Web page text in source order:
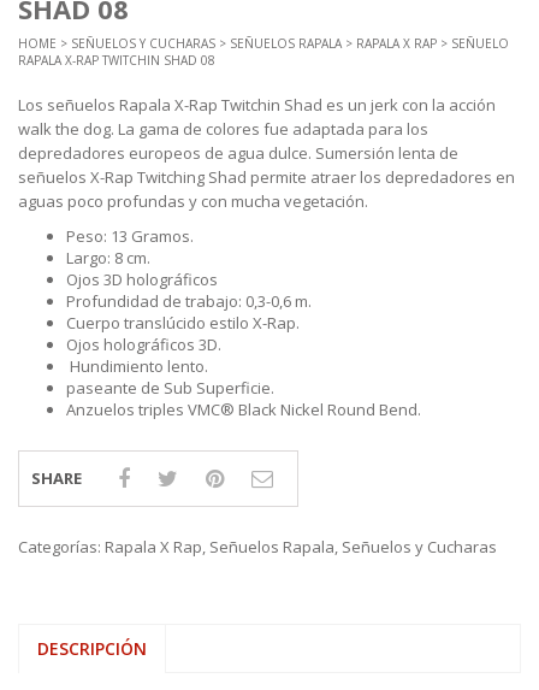
SHAD 08
HOME > SEÑUELOS Y CUCHARAS > SEÑUELOS RAPALA > RAPALA X RAP > SEÑUELO
RAPALA X-RAP TWITCHIN SHAD 08
Los señuelos Rapala X-Rap Twitchin Shad es un jerk con la acción
walk the dog. La gama de colores fue adaptada para los
depredadores europeos de agua dulce. Sumersión lenta de
señuelos X-Rap Twitching Shad permite atraer los depredadores en
aguas poco profundas y con mucha vegetación.
Peso: 13 Gramos.
Largo: 8 cm.
Ojos 3D holográficos
Profundidad de trabajo: 0,3-0,6 m.
Cuerpo translúcido estilo X-Rap.
Ojos holográficos 3D.
Hundimiento lento.
paseante de Sub Superficie.
Anzuelos triples VMC® Black Nickel Round Bend.
SHARE
Categorías: Rapala X Rap, Señuelos Rapala, Señuelos y Cucharas
DESCRIPCIÓN